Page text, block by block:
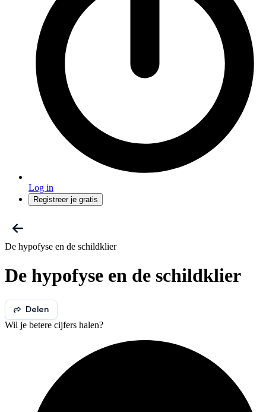
Log in
Registreer je gratis
De hypofyse en de schildklier
De hypofyse en de schildklier
Delen
Wil je betere cijfers halen?